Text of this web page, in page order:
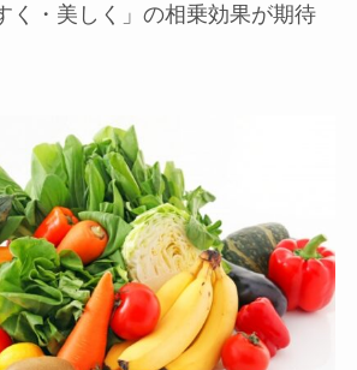
く・美しく」の相乗効果が期待